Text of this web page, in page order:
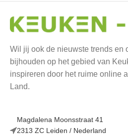
Wil jij ook de nieuwste trends en
bijhouden op het gebied van
inspireren door het ruime online
Land.
Magdalena Moonsstraat 41
2313 ZC Leiden / Nederland